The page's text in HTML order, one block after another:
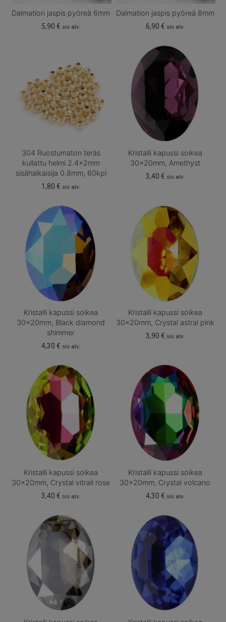
Dalmation jaspis pyöreä 6mm
5,90€ sis alv.
Dalmation jaspis pyöreä 8mm
6,90 € sis alv.
304 Ruostumaton teräs
kullattu helmi 2.4x2mm
sisähalkaisija 0.8mm, 60kpl
1,80€ sis alv.
Kristalli kapussi soikea
30x20mm, Amethyst
3,40 € sis alv.
Kristalli kapussi soikea
30x20mm, Black diamond
shimmer
4,30€ sis alv.
Kristalli kapussi soikea
30x20mm, Crystal astral pink
3,90 € sis alv.
Kristalli kapussi soikea
30x20mm, Crystal vitrail rose
3,40€ sis alv.
Kristalli kapussi soikea
30x20mm, Crystal volcano
4,30 € sis alv.